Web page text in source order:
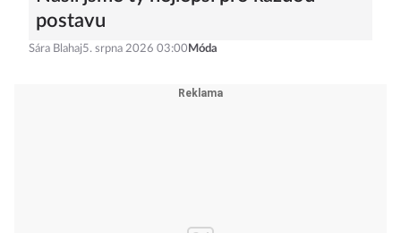
postavu
Sára Blahaj5. srpna 2026 03:00 Móda